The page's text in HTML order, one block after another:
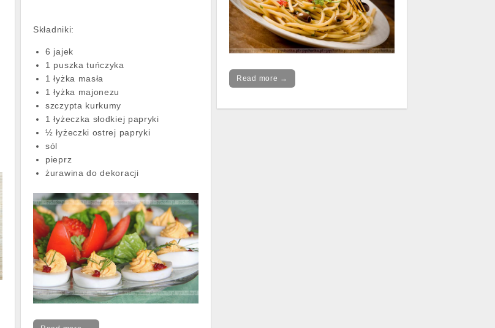
Read more →
Składniki:
6 jajek
1 puszka tuńczyka
1 łyżka masła
1 łyżka majonezu
szczypta kurkumy
1 łyżeczka słodkiej papryki
½ łyżeczki ostrej papryki
sól
pieprz
żurawina do dekoracji